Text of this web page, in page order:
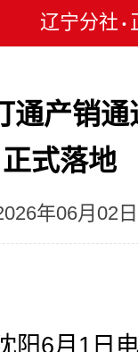
辽宁分社 •
通产销
式落地
年06月02
6月1日电